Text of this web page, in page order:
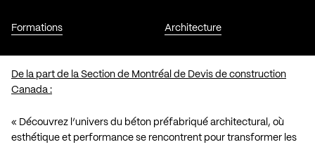
Formations Architecture
De la part de la Section de Montréal de Devis de construction
Canada :
« Découvrez l’univers du béton préfabriqué architectural, où
esthétique et performance se rencontrent pour transformer les